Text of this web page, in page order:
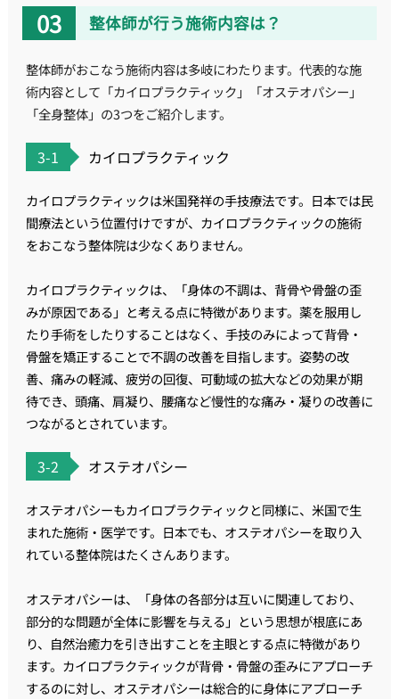
整体師が行う施術内容は？
整体師がおこなう施術内容は多岐にわたります。代表的な施
術内容として「カイロプラクティック」「オステオパシー」
「全身整体」の3つをご紹介します。
3-1 カイロプラクティック
カイロプラクティックは米国発祥の手技療法です。日本では民
間療法という位置付けですが、カイロプラクティックの施術
をおこなう整体院は少なくありません。
カイロプラクティックは、「身体の不調は、背骨や骨盤の歪
みが原因である」と考える点に特徴があります。薬を服用し
たり手術をしたりすることはなく、手技のみによって背骨・
骨盤を矯正することで不調の改善を目指します。姿勢の改
善、痛みの軽減、疲労の回復、可動域の拡大などの効果が期
待でき、頭痛、肩凝り、腰痛など慢性的な痛み・凝りの改善に
つながるとされています。
3-2 オステオパシー
オステオパシーもカイロプラクティックと同様に、米国で生
まれた施術・医学です。日本でも、オステオパシーを取り入
れている整体院はたくさんあります。
オステオパシーは、「身体の各部分は互いに関連しており、
部分的な問題が全体に影響を与える」という思想が根底にあ
り、自然治癒力を引き出すことを主眼とする点に特徴があり
ます。カイロプラクティックが背骨・骨盤の歪みにアプローチ
するのに対し、オステオパシーは総合的に身体にアプローチ